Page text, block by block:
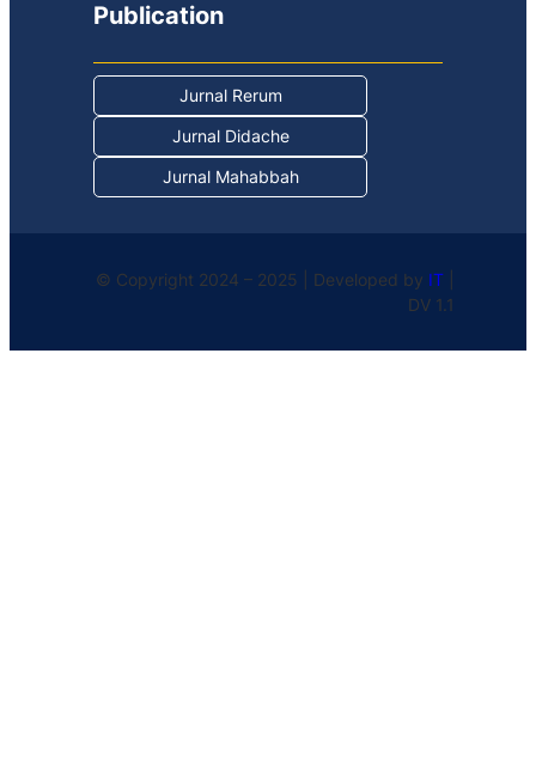
Publication
Jurnal Rerum
Jurnal Didache
Jurnal Mahabbah
© Copyright 2024 – 2025 | Developed by IT
DV 1.1